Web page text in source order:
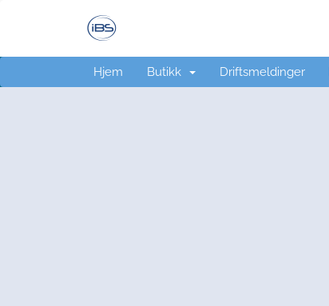
Hjem Butikk Driftsmeldinger